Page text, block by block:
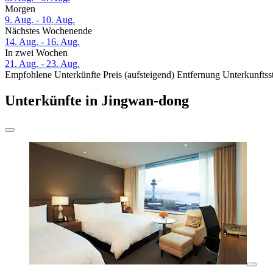
Morgen
9. Aug. - 10. Aug.
Nächstes Wochenende
14. Aug. - 16. Aug.
In zwei Wochen
21. Aug. - 23. Aug.
Empfohlene Unterkünfte Preis (aufsteigend) Entfernung
Unterkünfte in Jingwan-dong